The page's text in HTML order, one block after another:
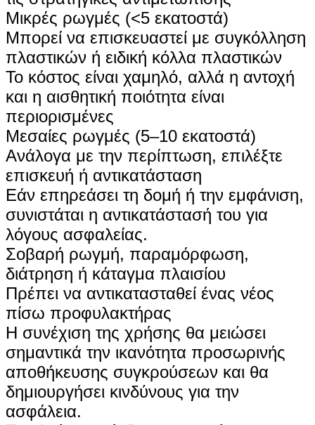
Μικρές ρωγμές (<5 εκατοστά)
Μπορεί να επισκευαστεί με συγκόλληση
πλαστικών ή ειδική κόλλα πλαστικών
Το κόστος είναι χαμηλό, αλλά η αντοχή
και η αισθητική ποιότητα είναι
περιορισμένες
Μεσαίες ρωγμές (5–10 εκατοστά)
Ανάλογα με την περίπτωση, επιλέξτε
επισκευή ή αντικατάσταση
Εάν επηρεάσει τη δομή ή την εμφάνιση,
συνιστάται η αντικατάστασή του για
λόγους ασφαλείας.
Σοβαρή ρωγμή, παραμόρφωση,
διάτρηση ή κάταγμα πλαισίου
Πρέπει να αντικατασταθεί ένας νέος
πίσω προφυλακτήρας
Η συνέχιση της χρήσης θα μειώσει
σημαντικά την ικανότητα προσωρινής
αποθήκευσης συγκρούσεων και θα
δημιουργήσει κινδύνους για την
ασφάλεια.